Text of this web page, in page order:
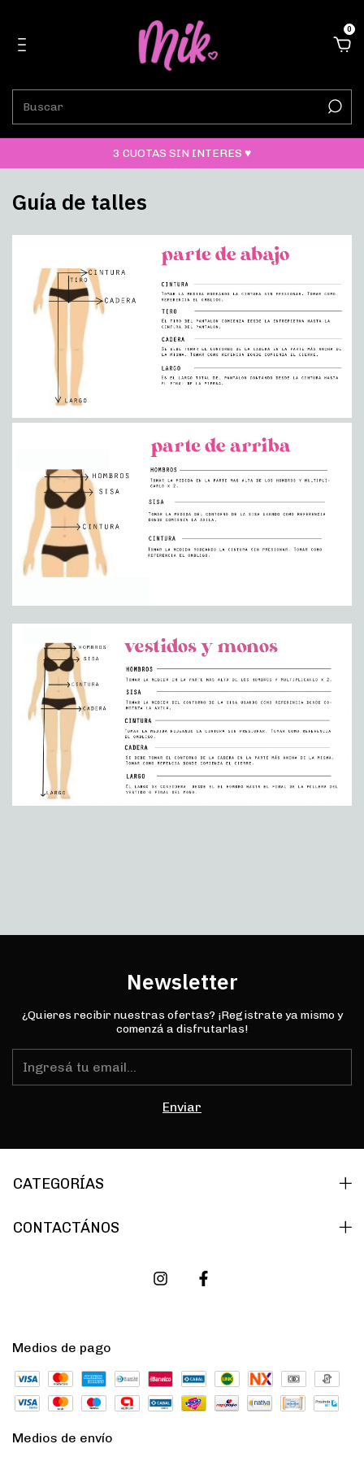
0
3 CUOTAS SIN INTERES ♥
Guía de talles
Newsletter
¿Quieres recibir nuestras ofertas? ¡Registrate ya mismo y
comenzá a disfrutarlas!
CATEGORÍAS
CONTACTÁNOS
Medios de pago
Medios de envío